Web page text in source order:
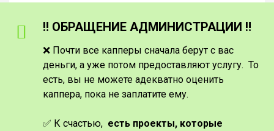
‼️ ОБРАЩЕНИЕ АДМИНИСТРАЦИИ ‼️
❌ Почти все капперы сначала берут с вас
деньги, а уже потом предоставляют услугу. То
есть, вы не можете адекватно оценить
каппера, пока не заплатите ему.
✅ К счастью, есть проекты, которые